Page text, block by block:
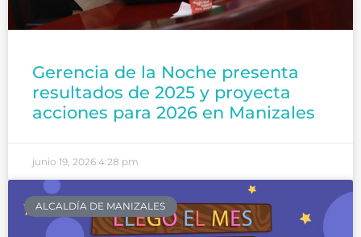
Gerencia de la Noche presenta
resultados de 2025 y proyecta
acciones para 2026 en Manizales
junio 19, 2026 4:28 pm
ALCALDÍA DE MANIZALES